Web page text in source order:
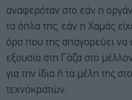
αναφερόταν στο εάν η
τα όπλα της, εάν η Χαμάς
όρο που της απαγορεύει να
εξουσία στη Γάζα στο
για την ίδια ή τα μέλη της
τεχνοκρατών.